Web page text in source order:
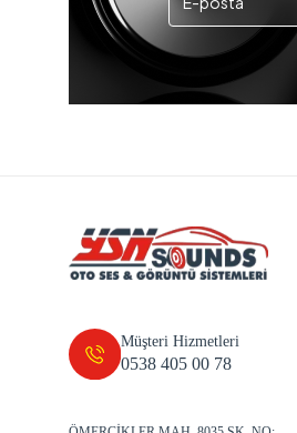
Müşteri Hizmetleri
0538 405 00 78